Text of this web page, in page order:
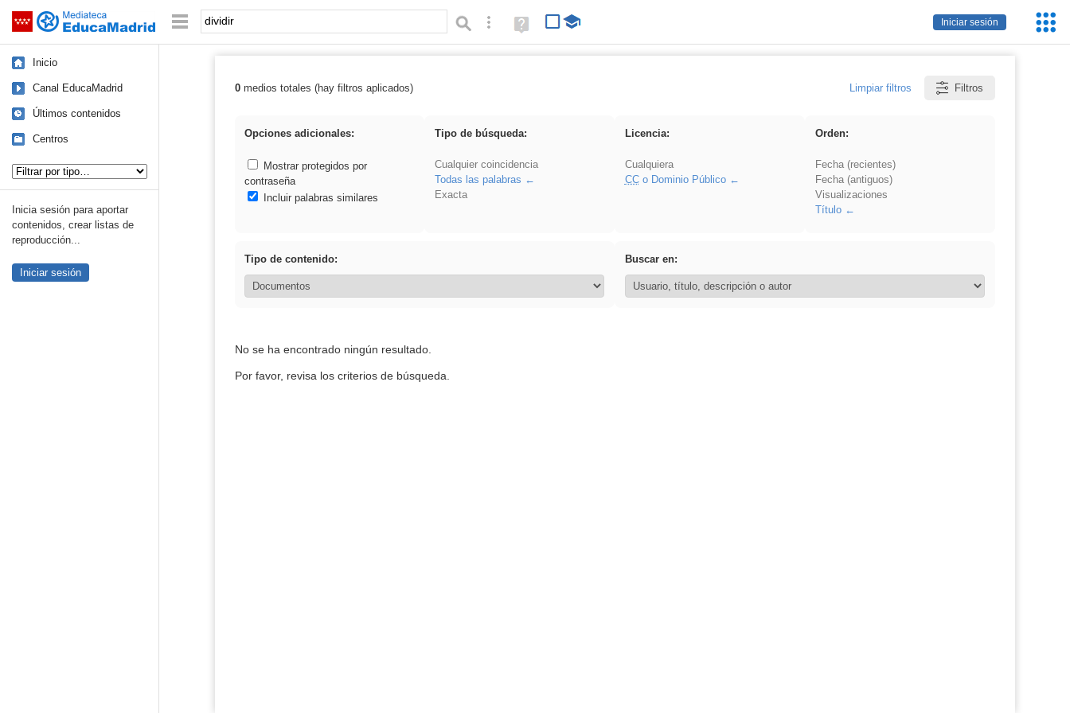
Saltar navegación
Iniciar sesión
Palabra o frase: Búsqueda avanzada
Ayuda
(en
Inicio
Canal EducaMadrid
Últimos contenidos
Centros
Inicia sesión para aportar
contenidos, crear listas de
reproducción...
Iniciar sesión
Resultados de: dividir
0medios totales (hay filtros aplicados) Limpiar filtros Filtros
Opciones adicionales:
Mostrar protegidos por
contraseña
Incluir palabras similares
Tipo de búsqueda:
Cualquier coincidencia
Todas las palabras
Exacta
Licencia:
Cualquiera
CCo Dominio Público
Orden:
Fecha (recientes)
Fecha (antiguos)
Visualizaciones
Título
Tipo de contenido: Buscar en:
No se ha encontrado ningún resultado.
Por favor, revisa los criterios de búsqueda.